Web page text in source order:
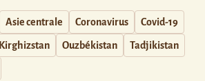
Asie centrale Coronavirus Covid-19
Kirghizstan Ouzbékistan Tadjikistan